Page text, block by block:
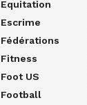
Equitation
Escrime
Fédérations
Fitness
Foot US
Football